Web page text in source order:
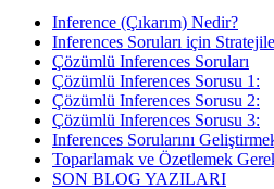
Inference (Çıkarım) Nedir?
Inferences Soruları için
Çözümlü Inferences Soruları
Çözümlü Inferences Sorusu 1:
Çözümlü Inferences Sorusu 2:
Çözümlü Inferences Sorusu 3:
Inferences Sorularını
Toparlamak ve Özetlemek
SON BLOG YAZILARI